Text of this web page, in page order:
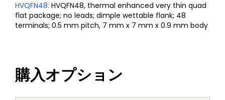
HVQFN48: HVQFN48, thermal enhanced very thin quad
flat package; no leads; dimple wettable flank; 48
terminals; 0.5 mm pitch, 7 mm x 7 mm x 0.9 mm body
購入オプション